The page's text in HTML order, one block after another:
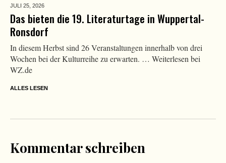
JULI 25, 2026
Das bieten die 19. Literaturtage in Wuppertal-
Ronsdorf
In diesem Herbst sind 26 Veranstaltungen innerhalb von drei
Wochen bei der Kulturreihe zu erwarten. … Weiterlesen bei
WZ.de
ALLES LESEN
Kommentar schreiben